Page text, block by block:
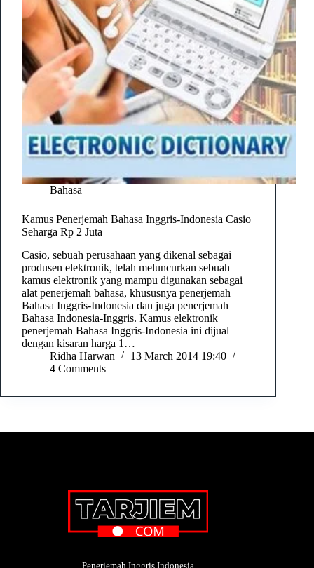
Bahasa
Kamus Penerjemah Bahasa Inggris-Indonesia Casio
Seharga Rp 2 Juta
Casio, sebuah perusahaan yang dikenal sebagai
produsen elektronik, telah meluncurkan sebuah
kamus elektronik yang mampu digunakan sebagai
alat penerjemah bahasa, khususnya penerjemah
Bahasa Inggris-Indonesia dan juga penerjemah
Bahasa Indonesia-Inggris. Kamus elektronik
penerjemah Bahasa Inggris-Indonesia ini dijual
dengan kisaran harga 1…
Ridha Harwan
13 March 2014 19:40
4 Comments
Penerjemah Inggris Indonesia